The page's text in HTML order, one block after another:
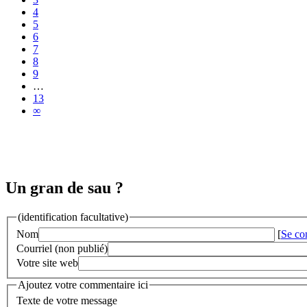
4
5
6
7
8
9
…
13
∞
Un gran de sau ?
(identification facultative)
Nom
[Se
Courriel (non publié)
Votre site web
Ajoutez votre commentaire ici
Texte de votre message